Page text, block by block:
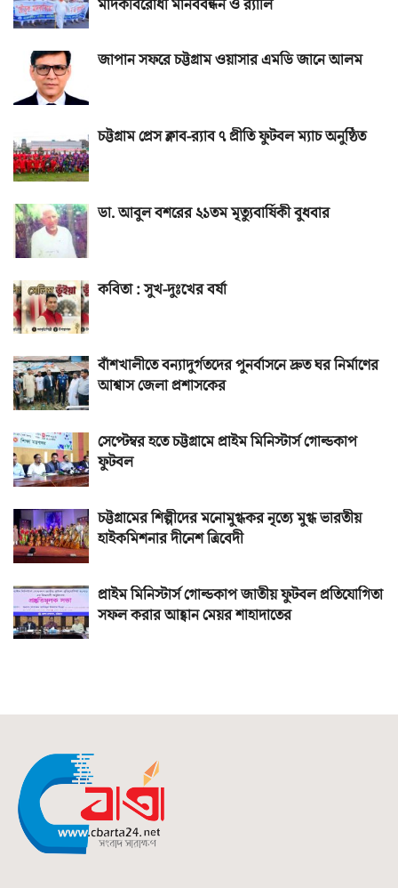
মাদকবিরোধী মানববন্ধন ও র‌্যালি
জাপান সফরে চট্টগ্রাম ওয়াসার এমডি জানে আলম
চট্টগ্রাম প্রেস ক্লাব-র‌্যাব ৭ প্রীতি ফুটবল ম্যাচ অনুষ্ঠিত
ডা. আবুল বশরের ২১তম মৃত্যুবার্ষিকী বুধবার
কবিতা : সুখ-দুঃখের বর্ষা
বাঁশখালীতে বন্যাদুর্গতদের পুনর্বাসনে দ্রুত ঘর নির্মাণের
আশ্বাস জেলা প্রশাসকের
সেপ্টেম্বর হতে চট্টগ্রামে প্রাইম মিনিস্টার্স গোল্ডকাপ
ফুটবল
চট্টগ্রামের শিল্পীদের মনোমুগ্ধকর নৃত্যে মুগ্ধ ভারতীয়
হাইকমিশনার দীনেশ ত্রিবেদী
প্রাইম মিনিস্টার্স গোল্ডকাপ জাতীয় ফুটবল প্রতিযোগিতা
সফল করার আহ্বান মেয়র শাহাদাতের